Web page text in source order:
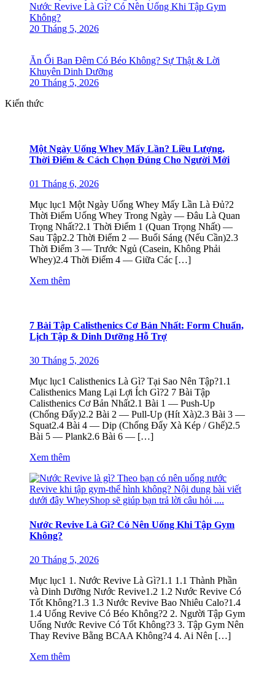
Nước Revive Là Gì? Có Nên Uống Khi Tập Gym
Không?
20 Tháng 5, 2026
Ăn Ổi Ban Đêm Có Béo Không? Sự Thật & Lời
Khuyên Dinh Dưỡng
20 Tháng 5, 2026
Kiến thức
Một Ngày Uống Whey Mấy Lần? Liều Lượng,
Thời Điểm & Cách Chọn Đúng Cho Người Mới
01 Tháng 6, 2026
Mục lục1 Một Ngày Uống Whey Mấy Lần Là Đủ?2
Thời Điểm Uống Whey Trong Ngày — Đâu Là Quan
Trọng Nhất?2.1 Thời Điểm 1 (Quan Trọng Nhất) —
Sau Tập2.2 Thời Điểm 2 — Buổi Sáng (Nếu Cần)2.3
Thời Điểm 3 — Trước Ngủ (Casein, Không Phải
Whey)2.4 Thời Điểm 4 — Giữa Các […]
Xem thêm
7 Bài Tập Calisthenics Cơ Bản Nhất: Form Chuẩn,
Lịch Tập & Dinh Dưỡng Hỗ Trợ
30 Tháng 5, 2026
Mục lục1 Calisthenics Là Gì? Tại Sao Nên Tập?1.1
Calisthenics Mang Lại Lợi Ích Gì?2 7 Bài Tập
Calisthenics Cơ Bản Nhất2.1 Bài 1 — Push-Up
(Chống Đẩy)2.2 Bài 2 — Pull-Up (Hít Xà)2.3 Bài 3 —
Squat2.4 Bài 4 — Dip (Chống Đẩy Xà Kép / Ghế)2.5
Bài 5 — Plank2.6 Bài 6 — […]
Xem thêm
Nước Revive Là Gì? Có Nên Uống Khi Tập Gym
Không?
20 Tháng 5, 2026
Mục lục1 1. Nước Revive Là Gì?1.1 1.1 Thành Phần
và Dinh Dưỡng Nước Revive1.2 1.2 Nước Revive Có
Tốt Không?1.3 1.3 Nước Revive Bao Nhiêu Calo?1.4
1.4 Uống Revive Có Béo Không?2 2. Người Tập Gym
Uống Nước Revive Có Tốt Không?3 3. Tập Gym Nên
Thay Revive Bằng BCAA Không?4 4. Ai Nên […]
Xem thêm